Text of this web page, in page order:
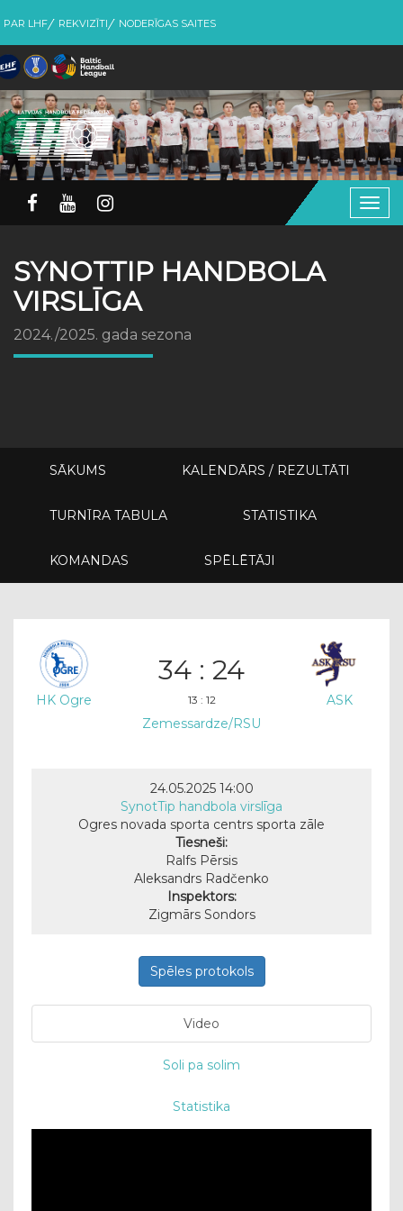
PAR LHF REKVIZĪTI NODERĪGAS SAITES
SYNOTTIP HANDBOLA
VIRSLĪGA
2024./2025. gada sezona
SĀKUMS KALENDĀRS / REZULTĀTI
TURNĪRA TABULA STATISTIKA
KOMANDAS SPĒLĒTĀJI
HK Ogre
34 : 24
13 : 12
ASK
Zemessardze/RSU
24.05.2025 14:00
SynotTip handbola virslīga
Ogres novada sporta centrs sporta zāle
Tiesneši:
Ralfs Pērsis
Aleksandrs Radčenko
Inspektors:
Zigmārs Sondors
Spēles protokols
Video
Soli pa solim
Statistika